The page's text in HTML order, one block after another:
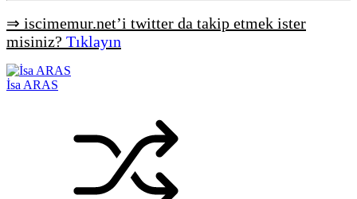
⇒ iscimemur.net’i twitter da takip etmek ister
misiniz? Tıklayın
İsa ARAS